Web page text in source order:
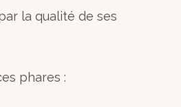
la qualité de ses
phares :